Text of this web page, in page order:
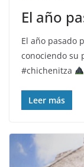
El año
El año pasado
conociendo su
#chichenitza
Leer más